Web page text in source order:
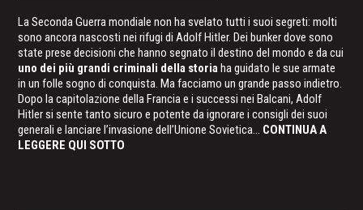
La Seconda Guerra mondiale non ha svelato tutti i suoi segreti: molti
sono ancora nascosti nei rifugi di Adolf Hitler. Dei bunker dove sono
state prese decisioni che hanno segnato il destino del mondo e da cui
uno dei più grandi criminali della storiaha guidato le sue armate
in un folle sogno di conquista. Ma facciamo un grande passo indietro.
Dopo la capitolazione della Francia e i successi nei Balcani, Adolf
Hitler si sente tanto sicuro e potente da ignorare i consigli dei suoi
generali e lanciare l’invasione dell’Unione Sovietica... CONTINUA A
LEGGERE QUI SOTTO